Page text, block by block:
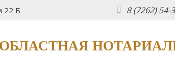
22 Б 8 (7262) 54-